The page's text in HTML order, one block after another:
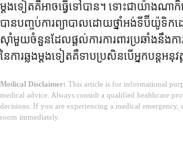
ម្តងទៀតគឺអាចធ្វើទៅបាន។ ទោះជាយ៉ាងណ
បានបញ្ចប់ការព្យាបាលដោយថ្នាំអង់ទីប៊ីយ៉ូទិ
ស៊ាំមួយចំនួនដែលផ្តល់ការការពារប្រឆាំងនឹង
នៃការឆ្លងម្តងទៀតគឺទាបប្រសិនបើអ្នកបន្តអនុវត្
Medical Disclaimer: This article is for informational
medical advice. Always consult a qualified healthcare
decisions. If you are experiencing a medical emergency,
room immediately.